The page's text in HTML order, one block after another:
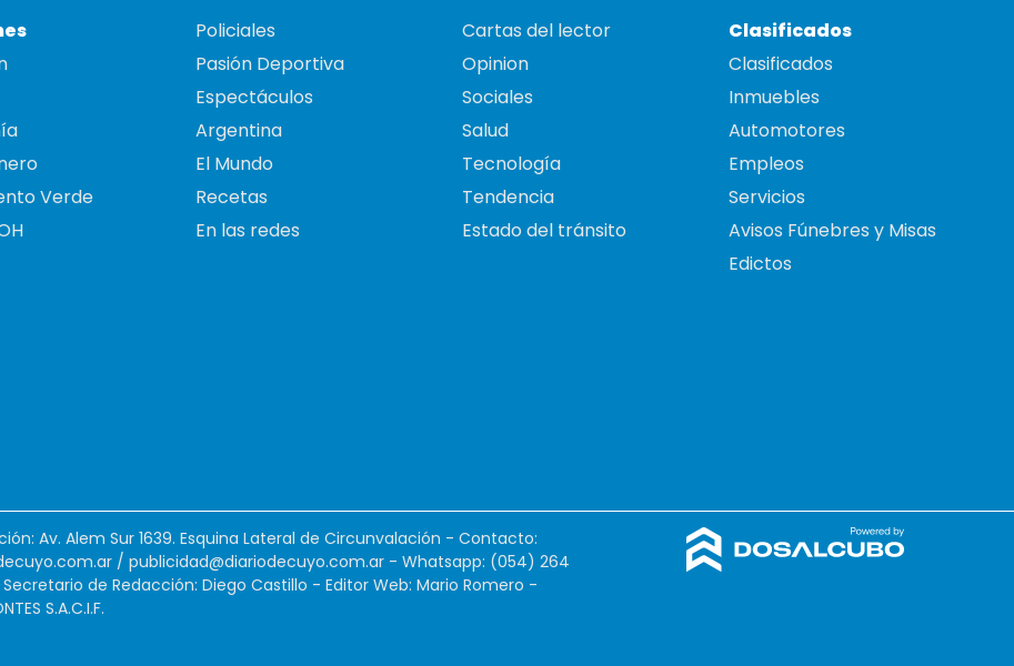
Verde
Policiales
Pasión Deportiva
Espectáculos
Argentina
El Mundo
Recetas
En las redes
Cartas del lector
Opinion
Sociales
Salud
Tecnología
Tendencia
Estado del tránsito
Clasificados
Clasificados
Inmuebles
Automotores
Empleos
Servicios
Avisos Fúnebres y Misas
Edictos
Av. Alem Sur 1639. Esquina Lateral de Circunvalación - Contacto:
/ publicidad@diariodecuyo.com.ar - Whatsapp: (054) 264
de Redacción: Diego Castillo - Editor Web: Mario Romero -
S.A.C.I.F.